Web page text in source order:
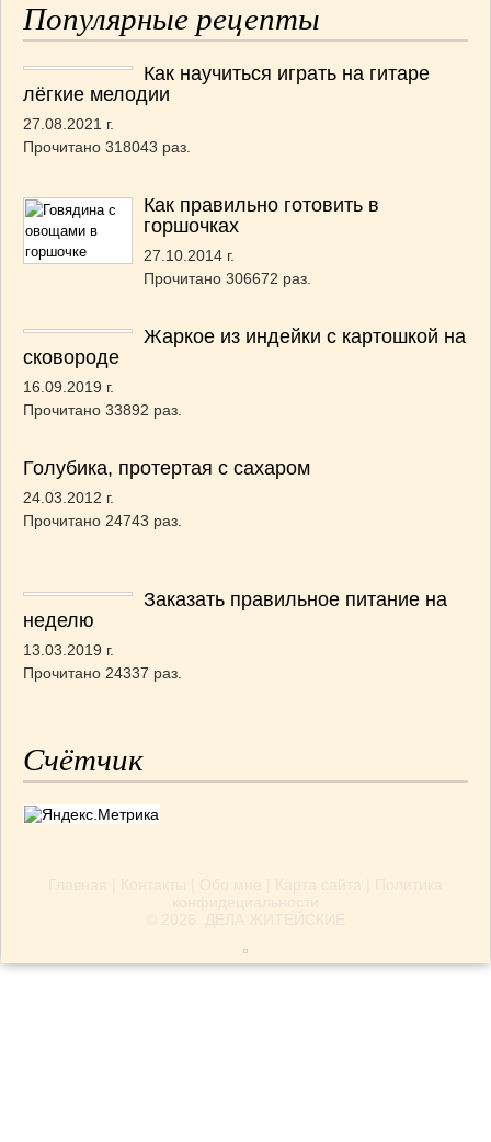
Популярные рецепты
Как научиться играть на гитаре
лёгкие мелодии
27.08.2021 г.
Прочитано 318043 раз.
Как правильно готовить в
горшочках
27.10.2014 г.
Прочитано 306672 раз.
Жаркое из индейки с картошкой на
сковороде
16.09.2019 г.
Прочитано 33892 раз.
Голубика, протертая с сахаром
24.03.2012 г.
Прочитано 24743 раз.
Заказать правильное питание на
неделю
13.03.2019 г.
Прочитано 24337 раз.
Счётчик